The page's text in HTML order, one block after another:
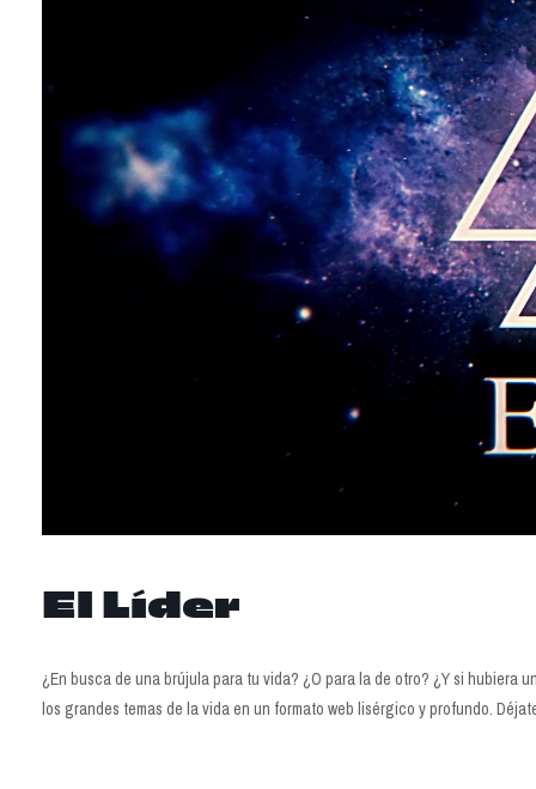
El Líder
¿En busca de una brújula para tu vida? ¿O para la de otro? ¿Y si hubiera
los grandes temas de la vida en un formato web lisérgico y profundo.